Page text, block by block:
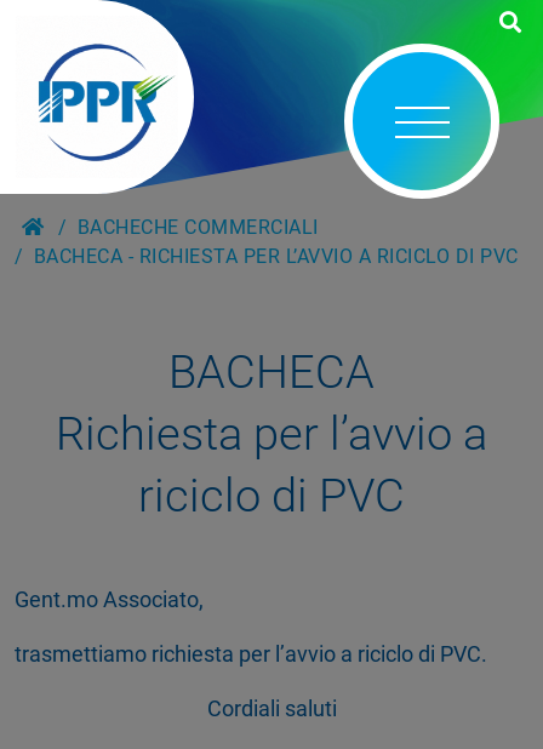
BACHECHE COMMERCIALI
BACHECA - RICHIESTA PER L’AVVIO A RICICLO DI PVC
BACHECA
Richiesta per l’avvio a
riciclo di PVC
Gent.mo Associato,
trasmettiamo richiesta per l’avvio a riciclo di PVC.
Cordiali saluti